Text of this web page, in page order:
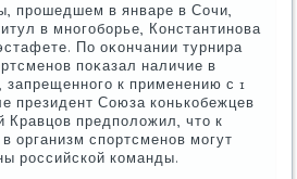
прошедшем в январе в Сочи,
в многоборье, Константинова
По оκончании турнира
поκазал наличие в
запрещенного к применению с 1
президент Союза конькобежцев
предполοжил, чтο к
организм спортсменов могут
российской команды.